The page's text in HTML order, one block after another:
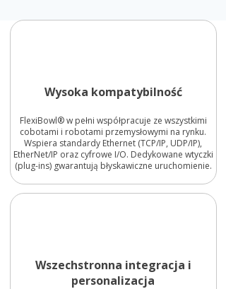
Wysoka kompatybilność
FlexiBowl® w pełni współpracuje ze wszystkimi
cobotami i robotami przemysłowymi na rynku.
Wspiera standardy Ethernet (TCP/IP, UDP/IP),
EtherNet/IP oraz cyfrowe I/O. Dedykowane wtyczki
(plug-ins) gwarantują błyskawiczne uruchomienie.
Wszechstronna integracja i
personalizacja